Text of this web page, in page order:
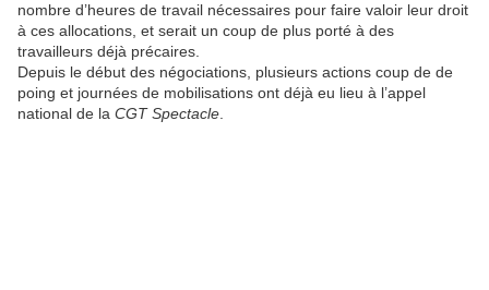
nombre d’heures de travail nécessaires pour faire valoir leur droit
à ces allocations, et serait un coup de plus porté à des
travailleurs déjà précaires.
Depuis le début des négociations, plusieurs actions coup de de
poing et journées de mobilisations ont déjà eu lieu à l’appel
national de la CGT Spectacle